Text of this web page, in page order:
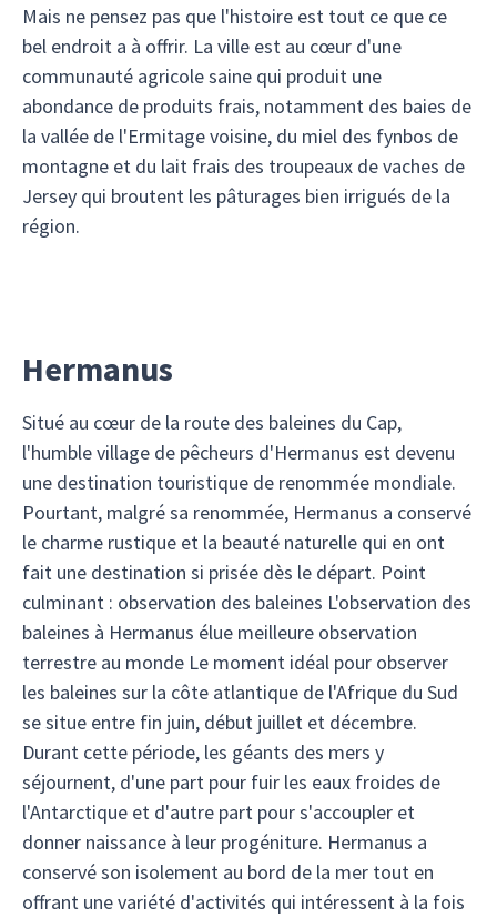
Mais ne pensez pas que l'histoire est tout ce que ce
bel endroit a à offrir. La ville est au cœur d'une
communauté agricole saine qui produit une
abondance de produits frais, notamment des baies de
la vallée de l'Ermitage voisine, du miel des fynbos de
montagne et du lait frais des troupeaux de vaches de
Jersey qui broutent les pâturages bien irrigués de la
région.
Hermanus
Situé au cœur de la route des baleines du Cap,
l'humble village de pêcheurs d'Hermanus est devenu
une destination touristique de renommée mondiale.
Pourtant, malgré sa renommée, Hermanus a conservé
le charme rustique et la beauté naturelle qui en ont
fait une destination si prisée dès le départ. Point
culminant : observation des baleines L'observation des
baleines à Hermanus élue meilleure observation
terrestre au monde Le moment idéal pour observer
les baleines sur la côte atlantique de l'Afrique du Sud
se situe entre fin juin, début juillet et décembre.
Durant cette période, les géants des mers y
séjournent, d'une part pour fuir les eaux froides de
l'Antarctique et d'autre part pour s'accoupler et
donner naissance à leur progéniture. Hermanus a
conservé son isolement au bord de la mer tout en
offrant une variété d'activités qui intéressent à la fois